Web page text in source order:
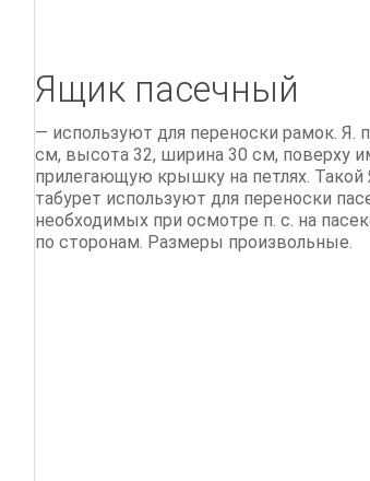
Ящик пасечный
— используют для переноски рамок. Я.
см, высота 32, ширина 30 см, поверху
прилегающую крышку на петлях.
табурет используют для переноски
необходимых при осмотре п. с. на
по сторонам. Размеры произвольные.